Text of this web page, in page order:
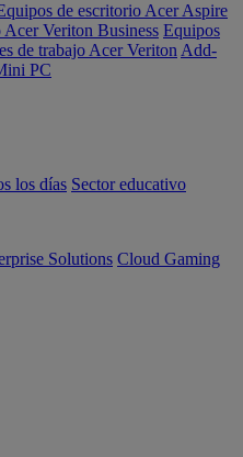
de escritorio Acer Aspire
Veriton Business Equipos
de trabajo Acer Veriton Add-
PC
los días Sector educativo
Solutions Cloud Gaming